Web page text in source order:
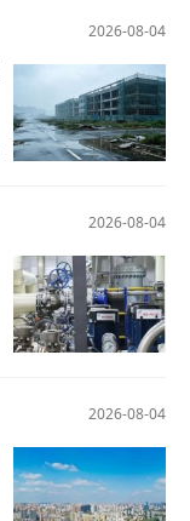
2026-08-04
2026-08-04
2026-08-04